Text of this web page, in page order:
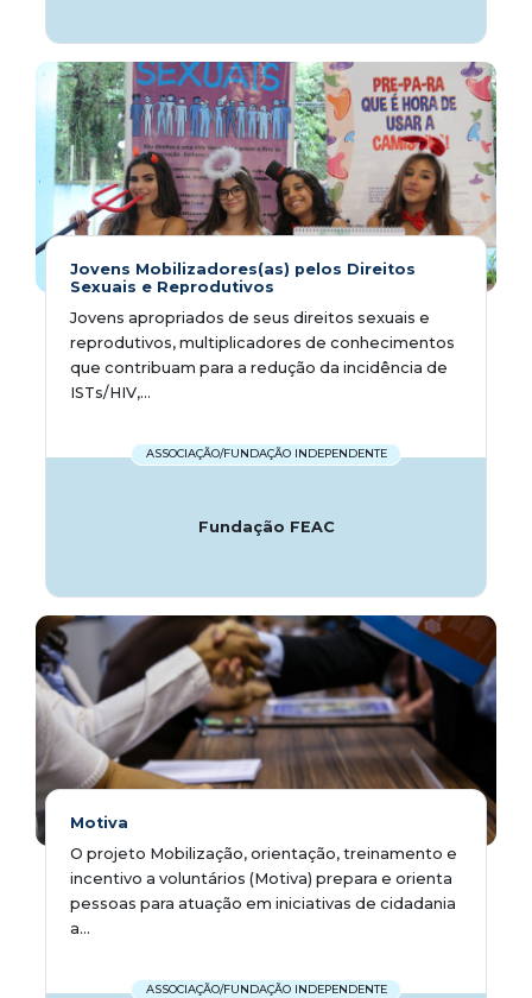
Jovens Mobilizadores(as) pelos Direitos
Sexuais e Reprodutivos
Jovens apropriados de seus direitos sexuais e
reprodutivos, multiplicadores de conhecimentos
que contribuam para a redução da incidência de
ISTs/HIV,...
ASSOCIAÇÃO/FUNDAÇÃO INDEPENDENTE
Fundação FEAC
Motiva
O projeto Mobilização, orientação, treinamento e
incentivo a voluntários (Motiva) prepara e orienta
pessoas para atuação em iniciativas de cidadania
a...
ASSOCIAÇÃO/FUNDAÇÃO INDEPENDENTE